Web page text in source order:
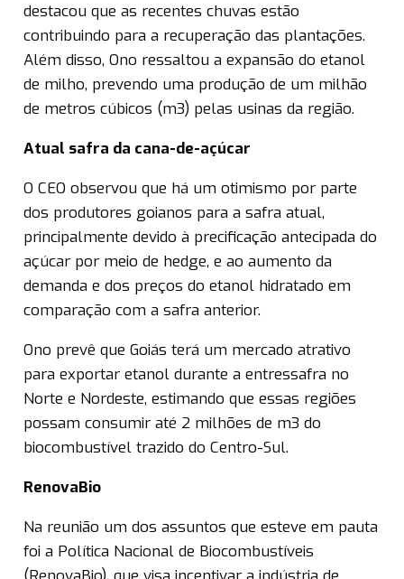
destacou que as recentes chuvas estão
contribuindo para a recuperação das plantações.
Além disso, Ono ressaltou a expansão do etanol
de milho, prevendo uma produção de um milhão
de metros cúbicos (m3) pelas usinas da região.
Atual safra da cana-de-açúcar
O CEO observou que há um otimismo por parte
dos produtores goianos para a safra atual,
principalmente devido à precificação antecipada do
açúcar por meio de hedge, e ao aumento da
demanda e dos preços do etanol hidratado em
comparação com a safra anterior.
Ono prevê que Goiás terá um mercado atrativo
para exportar etanol durante a entressafra no
Norte e Nordeste, estimando que essas regiões
possam consumir até 2 milhões de m3 do
biocombustível trazido do Centro-Sul.
RenovaBio
Na reunião um dos assuntos que esteve em pauta
foi a Política Nacional de Biocombustíveis